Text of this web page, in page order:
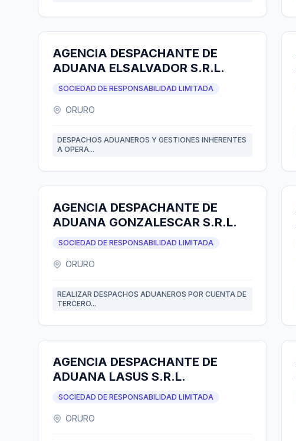
AGENCIA DESPACHANTE DE
ADUANA ELSALVADOR S.R.L.
SOCIEDAD DE RESPONSABILIDAD LIMITADA
ORURO
DESPACHOS ADUANEROS Y GESTIONES INHERENTES
A OPERA...
AGENCIA DESPACHANTE DE
ADUANA GONZALESCAR S.R.L.
SOCIEDAD DE RESPONSABILIDAD LIMITADA
ORURO
REALIZAR DESPACHOS ADUANEROS POR CUENTA DE
TERCERO...
AGENCIA DESPACHANTE DE
ADUANA LASUS S.R.L.
SOCIEDAD DE RESPONSABILIDAD LIMITADA
ORURO